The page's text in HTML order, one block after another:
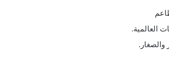
العالمية.
والصغار.